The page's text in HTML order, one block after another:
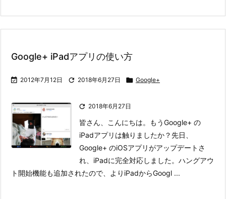
Google+ iPadアプリの使い方
 2012年7月12日  2018年6月27日  Google+
 2018年6月27日
皆さん、こんにちは。もうGoogle+ の
iPadアプリは触りましたか？先日、
Google+ のiOSアプリがアップデートさ
れ、iPadに完全対応しました。ハングアウ
ト開始機能も追加されたので、よりiPadからGoogl ...